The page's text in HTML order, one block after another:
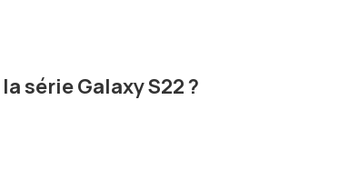
série Galaxy S22 ?